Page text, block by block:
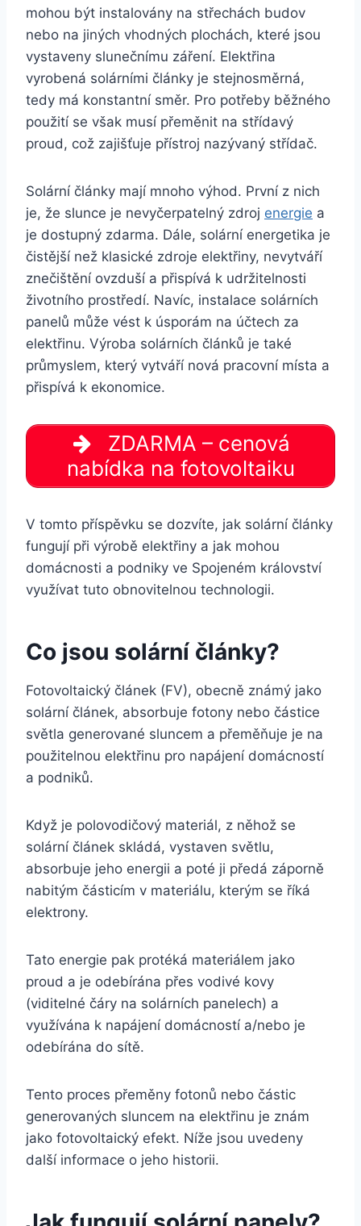
mohou být instalovány na střechách budov
nebo na jiných vhodných plochách, které jsou
vystaveny slunečnímu záření. Elektřina
vyrobená solárními články je stejnosměrná,
tedy má konstantní směr. Pro potřeby běžného
použití se však musí přeměnit na střídavý
proud, což zajišťuje přístroj nazývaný střídač.
Solární články mají mnoho výhod. První z nich
je, že slunce je nevyčerpatelný zdroj energie a
je dostupný zdarma. Dále, solární energetika je
čistější než klasické zdroje elektřiny, nevytváří
znečištění ovzduší a přispívá k udržitelnosti
životního prostředí. Navíc, instalace solárních
panelů může vést k úsporám na účtech za
elektřinu. Výroba solárních článků je také
průmyslem, který vytváří nová pracovní místa a
přispívá k ekonomice.
ZDARMA – cenová
nabídka na fotovoltaiku
V tomto příspěvku se dozvíte, jak solární články
fungují při výrobě elektřiny a jak mohou
domácnosti a podniky ve Spojeném království
využívat tuto obnovitelnou technologii.
Co jsou solární články?
Fotovoltaický článek (FV), obecně známý jako
solární článek, absorbuje fotony nebo částice
světla generované sluncem a přeměňuje je na
použitelnou elektřinu pro napájení domácností
a podniků.
Když je polovodičový materiál, z něhož se
solární článek skládá, vystaven světlu,
absorbuje jeho energii a poté ji předá záporně
nabitým částicím v materiálu, kterým se říká
elektrony.
Tato energie pak protéká materiálem jako
proud a je odebírána přes vodivé kovy
(viditelné čáry na solárních panelech) a
využívána k napájení domácností a/nebo je
odebírána do sítě.
Tento proces přeměny fotonů nebo částic
generovaných sluncem na elektřinu je znám
jako fotovoltaický efekt. Níže jsou uvedeny
další informace o jeho historii.